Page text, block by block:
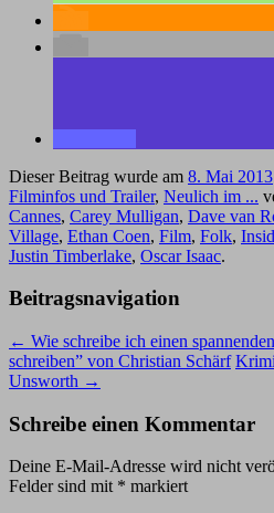
Dieser Beitrag wurde am 8. Mai 2013
Filminfos und Trailer, Neulich im ...
Cannes, Carey Mulligan, Dave van
Village, Ethan Coen, Film, Folk,
Justin Timberlake, Oscar Isaac.
Beitragsnavigation
← Wie schreibe ich einen
schreiben” von Christian Schärf
Unsworth →
Schreibe einen Kommentar
Deine E-Mail-Adresse wird nicht
Felder sind mit * markiert